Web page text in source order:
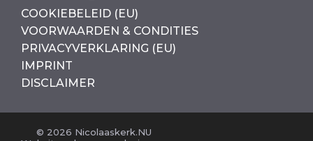
COOKIEBELEID (EU)
VOORWAARDEN & CONDITIES
PRIVACYVERKLARING (EU)
IMPRINT
DISCLAIMER
© 2026 Nicolaaskerk.NU